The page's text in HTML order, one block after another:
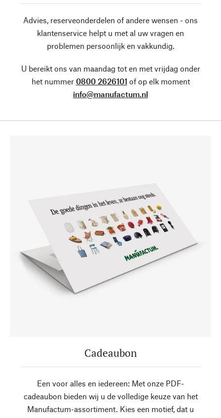
Advies, reserveonderdelen of andere wensen - ons
klantenservice helpt u met al uw vragen en
problemen persoonlijk en vakkundig.
U bereikt ons van maandag tot en met vrijdag onder
het nummer 0800 2626101 of op elk moment
info@manufactum.nl
Cadeaubon
Een voor alles en iedereen: Met onze PDF-
cadeaubon bieden wij u de volledige keuze van het
Manufactum-assortiment. Kies een motief, dat u